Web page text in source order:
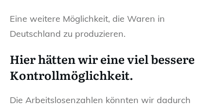
Eine weitere Möglichkeit, die Waren in
Deutschland zu produzieren.
Hier hätten wir eine viel bessere
Kontrollmöglichkeit.
Die Arbeitslosenzahlen könnten wir dadurch